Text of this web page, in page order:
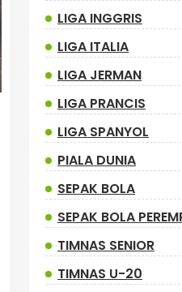
LIGA INGGRIS
LIGA ITALIA
LIGA JERMAN
LIGA PRANCIS
LIGA SPANYOL
PIALA DUNIA
SEPAK BOLA
SEPAK BOLA
TIMNAS SENIOR
TIMNAS U-20